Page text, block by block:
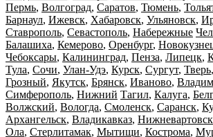
Пермь, Волгоград, Саратов, Тюмень,
Барнаул, Ижевск, Хабаровск, Ульяновск,
Ставрополь, Севастополь, Набережные
Балашиха, Кемерово, Оренбург,
Чебоксары, Калининград, Пенза, Липецк,
Тула, Сочи, Улан-Удэ, Курск, Сургут, Тверь,
Грозный, Якутск, Брянск, Иваново,
Симферополь, Нижний Тагил, Калуга,
Волжский, Вологда, Смоленск, Саранск,
Архангельск, Владикавказ, Нижневартовск
Ола, Стерлитамак, Мытищи, Кострома,